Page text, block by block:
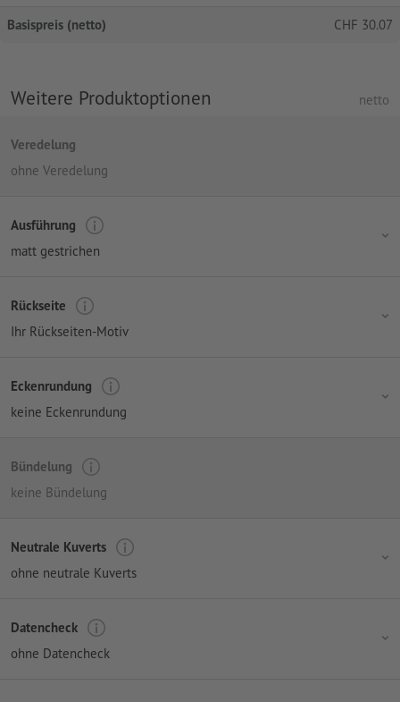
Basispreis (netto) CHF 30.07
Weitere Produktoptionen netto
Veredelung
ohne Veredelung
Ausführung
matt gestrichen
Rückseite
Ihr Rückseiten-Motiv
Eckenrundung
keine Eckenrundung
Bündelung
keine Bündelung
Neutrale Kuverts
ohne neutrale Kuverts
Datencheck
ohne Datencheck